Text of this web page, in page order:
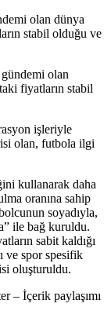
olan dünya
stabil olduğu ve
olan
fiyatların stabil
işleriyle
olan, futbola ilgi
kullanarak daha
oranına sahip
soyadıyla,
ile bağ kuruldu.
sabit kaldığı
ve spor spesifik
oluşturuldu.
– İçerik paylaşımı